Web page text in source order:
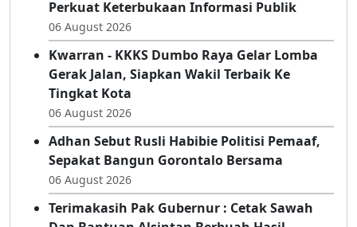
Rektor UNG Apresiasi Pengukuhan
Komisioner KI Pusat 2026–2030, Harap
Perkuat Keterbukaan Informasi Publik
06 August 2026
Kwarran - KKKS Dumbo Raya Gelar Lomba
Gerak Jalan, Siapkan Wakil Terbaik Ke
Tingkat Kota
06 August 2026
Adhan Sebut Rusli Habibie Politisi Pemaaf,
Sepakat Bangun Gorontalo Bersama